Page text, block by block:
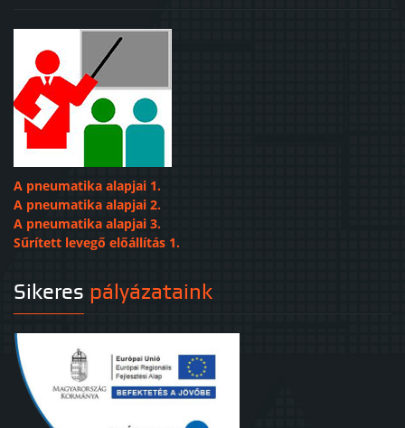
A pneumatika alapjai 1.
A pneumatika alapjai 2.
A pneumatika alapjai 3.
Sűrített levegő előállítás 1.
Sikeres pályázataink